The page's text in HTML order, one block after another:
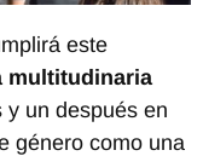
este
multitudinaria
y un después en
género como una